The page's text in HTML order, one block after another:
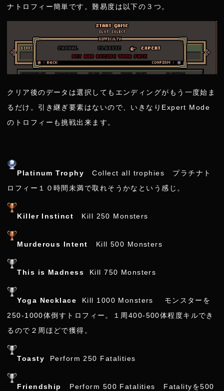
ナトロフィー簡単です。難易度は以下の３つ。
クリア後のデータは選択してもエンディングがもう一度始ま
るだけ。引き継ぎ要素はないので、いきなりExpert Mode
のトロフィーも挑戦出来ます。
Platinum Trophy Collect all trophies プラチナト
ロフィー１０時間未満で取れそうかなという感じ。
Killer Instinct Kill 250 Monsters
Murderous Intent Kill 500 Monsters
This is Madness Kill 750 Monsters
Yoga Necklace Kill 1000 Monsters モンスターを
250-1000体倒すトロフィー。１周400-500体程度キルでき
るので２周ほどで獲得。
Toasty Perform 250 Fatalities
Friendship
Perform 500 Fatalities Fatalityを500